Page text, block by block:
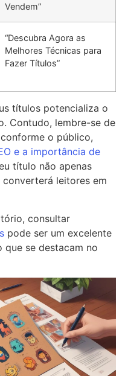
Vendem”
“Descubra Agora as
Melhores Técnicas para
Fazer Títulos”
títulos potencializa o
Contudo, lembre-se de
o público,
e a importância de
título não apenas
leitores em
consultar
pode ser um excelente
se destacam no